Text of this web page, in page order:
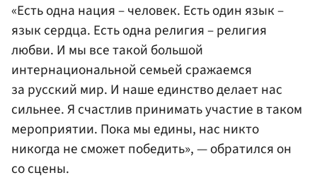
«Есть одна нация – человек. Есть один язык –
язык сердца. Есть одна религия – религия
любви. И мы все такой большой
интернациональной семьей сражаемся
за русский мир. И наше единство делает нас
сильнее. Я счастлив принимать участие в таком
мероприятии. Пока мы едины, нас никто
никогда не сможет победить», — обратился он
со сцены.